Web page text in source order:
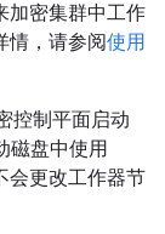
加密集群中工作
情，请参阅使用
控制平面启动
磁盘中使用
会更改工作器节